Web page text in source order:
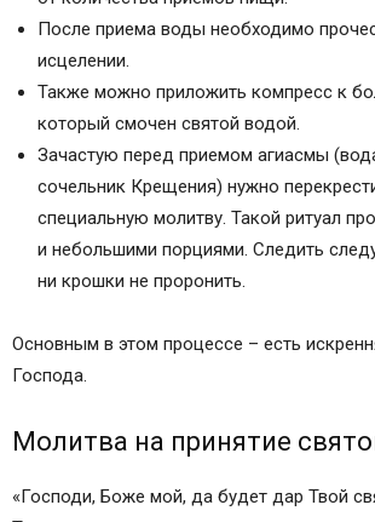
После приема воды необходимо
исцелении.
Также можно приложить компресс к
который смочен святой водой.
Зачастую перед приемом агиасмы
сочельник Крещения) нужно
специальную молитву. Такой ритуал
и небольшими порциями. Следить
ни крошки не проронить.
Основным в этом процессе – есть
Господа.
Молитва на принятие
«Господи, Боже мой, да будет дар Твой